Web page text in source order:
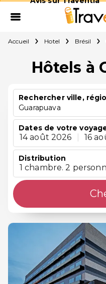
Accueil Hotel Brésil
Hôtels à
Rechercher ville,
Guarapuava
Dates de votre
14 août 2026 16
Distribution
1 chambre. 2